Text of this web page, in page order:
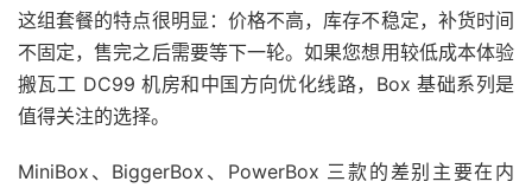
这组套餐的特点很明显：价格不高，库存不稳定，补货时间
不固定，售完之后需要等下一轮。如果您想用较低成本体验
搬瓦工 DC99 机房和中国方向优化线路，Box 基础系列是
值得关注的选择。
MiniBox、BiggerBox、PowerBox 三款的差别主要在内